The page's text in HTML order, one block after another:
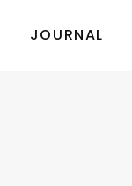
JOURNAL